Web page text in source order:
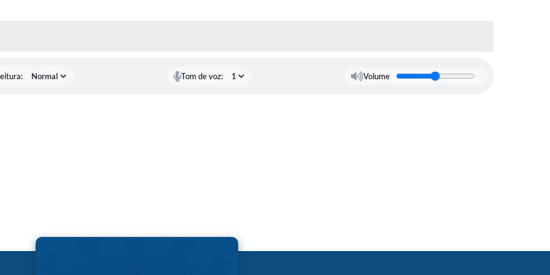
Tom de voz: Volume